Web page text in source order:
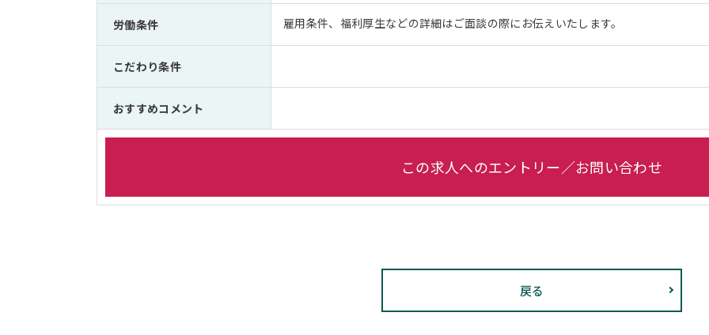
労働条件 雇用条件、福利厚生などの詳細はご面談の際にお伝えいたします。
こだわり条件
おすすめコメント
この求人へのエントリー／お問い合わせ
戻る